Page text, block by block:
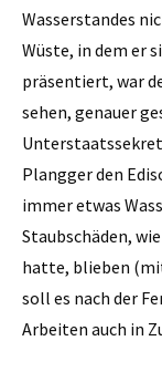
Wasserstandes
Wüste, in dem er
präsentiert, war
sehen, genauer
Plangger den
immer etwas
Staubschäden,
hatte, blieben
soll es nach der
Arbeiten auch in